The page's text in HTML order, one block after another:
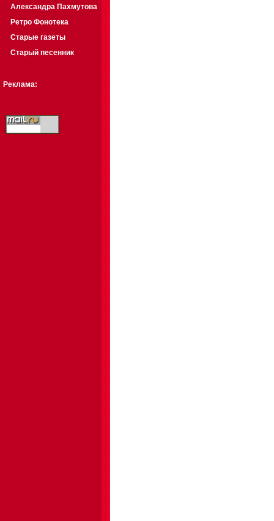
Александра Пахмутова
Ретро Фонотека
Старые газеты
Старый песенник
Реклама: